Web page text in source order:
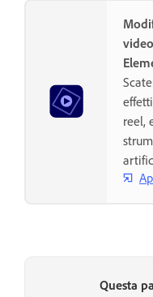
reel,
Questa